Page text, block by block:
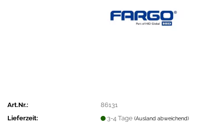
Art.Nr.:
86131
Lieferzeit:
3-4 Tage(Ausland abweichend)